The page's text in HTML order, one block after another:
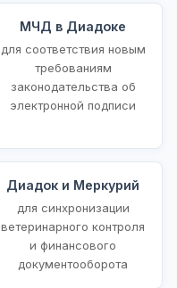
МЧД в Диадоке
для соответствия новым
требованиям
законодательства об
электронной подписи
Диадок и Меркурий
для синхронизации
ветеринарного контроля
и финансового
документооборота